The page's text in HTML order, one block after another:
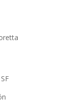
Moretta